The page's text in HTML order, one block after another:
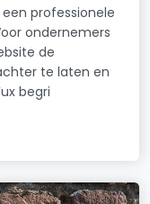
professionele
ondernemers
de
te laten en
begri